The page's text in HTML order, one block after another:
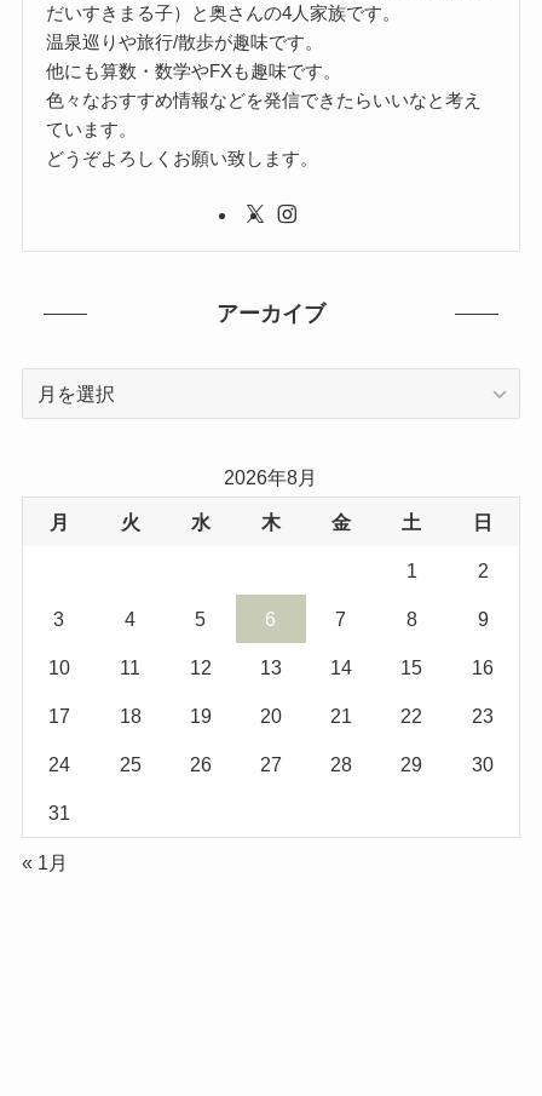
だいすきまる子）と奥さんの4人家族です。
温泉巡りや旅行/散歩が趣味です。
他にも算数・数学やFXも趣味です。
色々なおすすめ情報などを発信できたらいいなと考え
ています。
どうぞよろしくお願い致します。
アーカイブ
ブ
2026年8月
月 火 水 木 金 土 日
1 2
3 4 5 6 7 8 9
10 11 12 13 14 15 16
17 18 19 20 21 22 23
24 25 26 27 28 29 30
31
« 1月